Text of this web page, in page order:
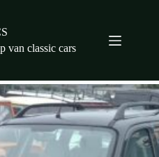
van classic cars